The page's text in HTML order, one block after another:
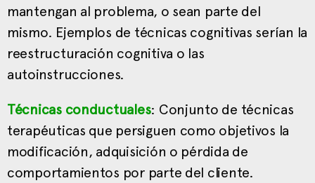
mantengan al problema, o sean parte del
mismo. Ejemplos de técnicas cognitivas serían la
reestructuración cognitiva o las
autoinstrucciones.
Técnicas conductuales: Conjunto de técnicas
terapéuticas que persiguen como objetivos la
modificación, adquisición o pérdida de
comportamientos por parte del cliente.